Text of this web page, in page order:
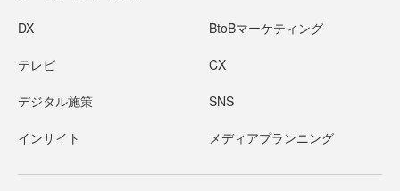
DX BtoBマーケティング
テレビ CX
デジタル施策 SNS
インサイト メディアプランニング